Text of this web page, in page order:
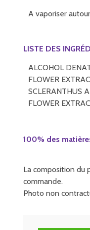
A vaporiser
LISTE DES
ALCOHOL
FLOWER
SCLERANTHUS
FLOWER
100% des
La composition du
commande.
Photo non